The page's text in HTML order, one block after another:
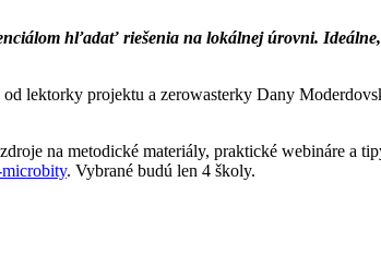
hľadať riešenia na lokálnej úrovni.
lektorky projektu a zerowasterky Dany
na metodické materiály, praktické webináre a
. Vybrané budú len 4 školy.